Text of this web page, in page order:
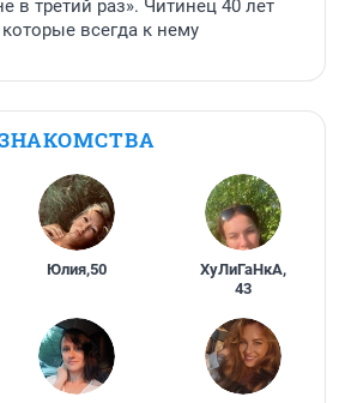
в третий раз». Читинец 40 лет
всегда к нему
Юлия,50 ХуЛиГаНкА,
43